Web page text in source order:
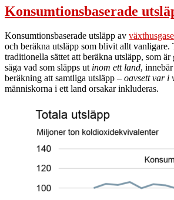
Konsumtionsbaserade
Konsumtionsbaserade utsläpp av
och beräkna utsläpp som blivit allt
traditionella sättet att beräkna utsläpp, som
säga vad som släpps ut inom ett land,
beräkning att samtliga utsläpp – oavsett var i
människorna i ett land orsakar inkluderas.